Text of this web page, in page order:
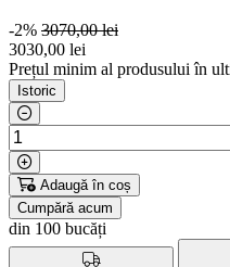
-2% 3070,00 lei
3030,00 lei
Prețul minim al produsului în
Istoric
Adaugă în coș
Cumpără acum
din 100 bucăți